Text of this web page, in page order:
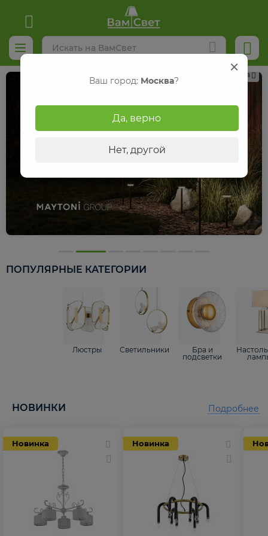
Реклама
ПОПУЛЯРНЫЕ КАТЕГОРИИ
Люстры Светильники
Бра и
подсветки
НОВИНКИ
Новинка Новинка
Подробнее
Ваш город: Москва?
Да, верно
Нет, другой